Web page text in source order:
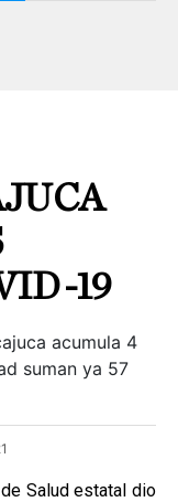
19
acumula 4
suman ya 57
de Salud estatal dio